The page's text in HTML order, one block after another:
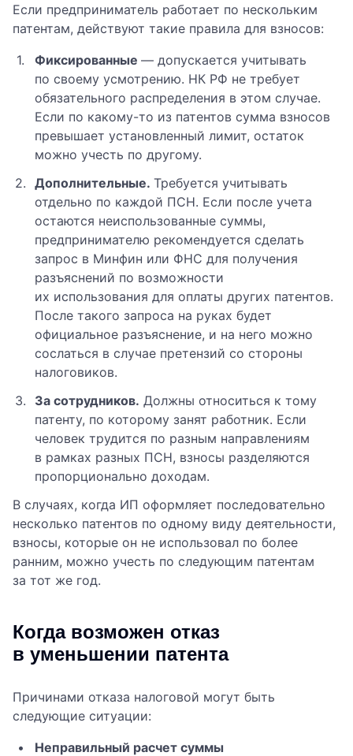
Если предприниматель работает по нескольким
патентам, действуют такие правила для взносов:
Фиксированные — допускается учитывать
по своему усмотрению. НК РФ не требует
обязательного распределения в этом случае.
Если по какому-то из патентов сумма взносов
превышает установленный лимит, остаток
можно учесть по другому.
Дополнительные. Требуется учитывать
отдельно по каждой ПСН. Если после учета
остаются неиспользованные суммы,
предпринимателю рекомендуется сделать
запрос в Минфин или ФНС для получения
разъяснений по возможности
их использования для оплаты других патентов.
После такого запроса на руках будет
официальное разъяснение, и на него можно
сослаться в случае претензий со стороны
налоговиков.
За сотрудников. Должны относиться к тому
патенту, по которому занят работник. Если
человек трудится по разным направлениям
в рамках разных ПСН, взносы разделяются
пропорционально доходам.
В случаях, когда ИП оформляет последовательно
несколько патентов по одному виду деятельности,
взносы, которые он не использовал по более
ранним, можно учесть по следующим патентам
за тот же год.
Когда возможен отказ
в уменьшении патента
Причинами отказа налоговой могут быть
следующие ситуации:
Неправильный расчет суммы